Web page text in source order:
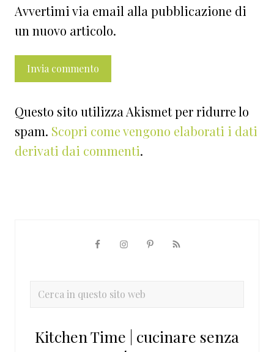
Avvertimi via email alla pubblicazione di
un nuovo articolo.
Questo sito utilizza Akismet per ridurre lo
spam. Scopri come vengono elaborati i dati
derivati dai commenti.
primaria
Cerca
sito
Kitchen Time | cucinare senza